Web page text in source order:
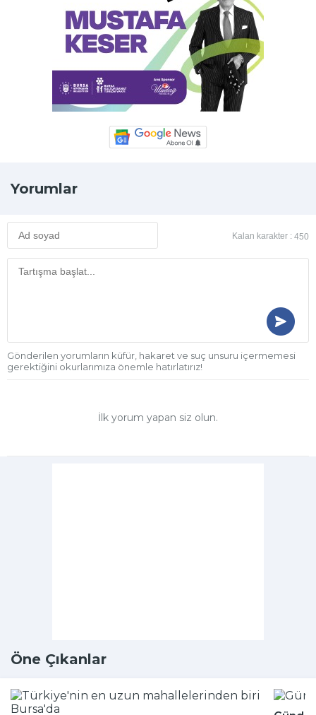
Yorumlar
Kalan karakter : 450
Gönderilen yorumların küfür, hakaret ve suç unsuru içermemesi
gerektiğini okurlarımıza önemle hatırlatırız!
İlk yorum yapan siz olun.
Öne Çıkanlar